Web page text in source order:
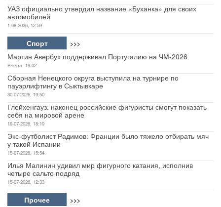
УАЗ официально утвердил название «Буханка» для своих
автомобилей
1-08-2026, 12:59
Спорт >>>
Мартин Авербух поддерживал Португалию на ЧМ-2026
Вчера, 19:02
Сборная Ненецкого округа выступила на турнире по
пауэрлифтингу в Сыктывкаре
30-07-2026, 19:50
Глейхенгауз: наконец российские фигуристы смогут показать
себя на мировой арене
19-07-2026, 18:19
Экс-футболист Радимов: Франции было тяжело отбирать мяч
у такой Испании
15-07-2026, 15:54
Илья Малинин удивил мир фигурного катания, исполнив
четыре сальто подряд
15-07-2026, 12:33
Прочее >>>